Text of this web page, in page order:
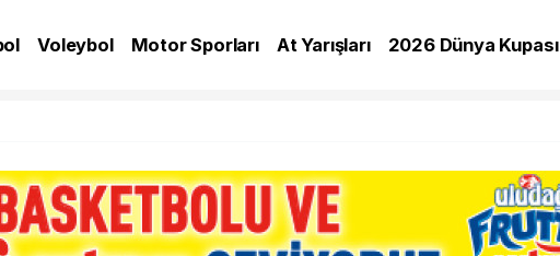
Voleybol Motor Sporları At Yarışları
2026 Dünya Kupası